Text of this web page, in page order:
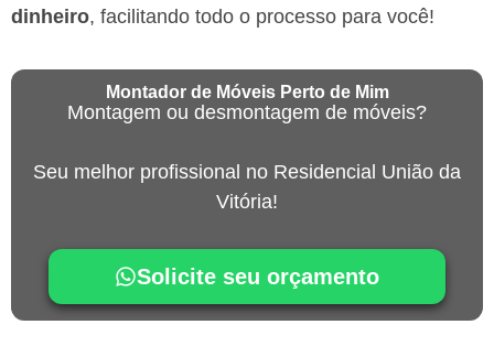
dinheiro, facilitando todo o processo para você!
Montador de Móveis Perto de Mim
Montagem ou desmontagem de móveis?
Seu melhor profissional no Residencial União da
Vitória!
Solicite seu orçamento